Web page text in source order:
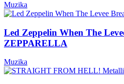
Muzika
Led Zeppelin When The
ZEPPARELLA
Muzika